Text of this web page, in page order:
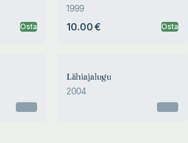
Osta
1999
10.00 € Osta
Lähiajalugu
2004